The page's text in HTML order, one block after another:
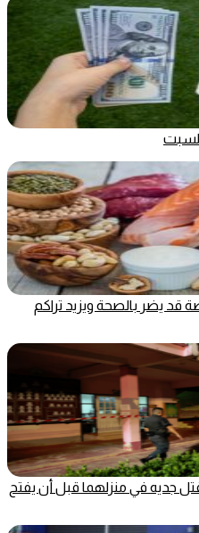
قد يضر بالصحة ويزيد تراكم
جديه في منزلهما قبل أن يفتح